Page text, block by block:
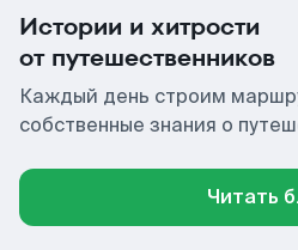
Истории и хитрости
от путешественников
Каждый день строим
собственные знания о
Читать